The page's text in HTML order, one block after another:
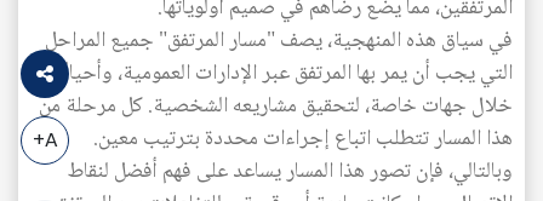
المرتفقين، مما يضع رضاهم في صميم أولوياتها.
في سياق هذه المنهجية، يصف "مسار المرتفق" جميع المراحل
التي يجب أن يمر بها المرتفق عبر الإدارات العمومية، وأحيانًا من
خلال جهات خاصة، لتحقيق مشاريعه الشخصية. كل مرحلة من
هذا المسار تتطلب اتباع إجراءات محددة بترتيب معين.
وبالتالي، فإن تصور هذا المسار يساعد على فهم أفضل لنقاط
A+